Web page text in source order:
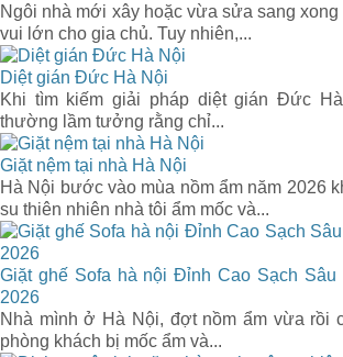
Ngôi nhà mới xây hoặc vừa sửa sang
vui lớn cho gia chủ. Tuy nhiên,...
Diệt gián Đức Hà Nội
Khi tìm kiếm giải pháp diệt gián Đức
thường lầm tưởng rằng chỉ...
Giặt nệm tại nhà Hà Nội
Hà Nội bước vào mùa nồm ẩm năm 2026
su thiên nhiên nhà tôi ẩm mốc và...
Giặt ghế Sofa hà nội Đỉnh Cao Sạch Sâu
2026
Nhà mình ở Hà Nội, đợt nồm ẩm vừa rồi
phòng khách bị mốc ẩm và...